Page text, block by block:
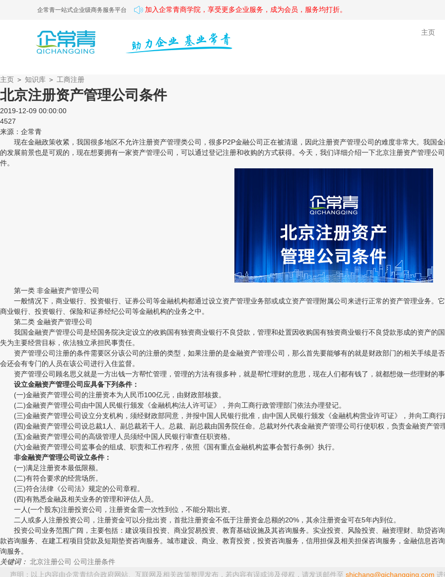
企常青一站式企业级商务服务平台 加入企常青商学院，享受更多企业服务，成为会员，服务均打折。
主页
主页 ＞ 知识库 ＞ 工商注册
北京注册资产管理公司条件
2019-12-09 00:00:00
4527
来源：企常青
现在金融政策收紧，我国很多地区不允许注册资产管理类公司，很多P2P金融公司正在被清退，因此注册资产管理公司的难度非常大。我国金
的发展前景也是可观的，现在想要拥有一家资产管理公司，可以通过登记注册和收购的方式获得。今天，我们详细介绍一下北京注册资产管理公
件。
第一类 非金融资产管理公司
一般情况下，商业银行、投资银行、证券公司等金融机构都通过设立资产管理业务部或成立资产管理附属公司来进行正常的资产管理业务。
商业银行、投资银行、保险和证券经纪公司等金融机构的业务之中。
第二类 金融资产管理公司
我国金融资产管理公司是经国务院决定设立的收购国有独资商业银行不良贷款，管理和处置因收购国有独资商业银行不良贷款形成的资产的
失为主要经营目标，依法独立承担民事责任。
资产管理公司注册的条件需要区分该公司的注册的类型，如果注册的是金融资产管理公司，那么首先要能够有的就是财政部门的相关手续是
会还会有专门的人员在该公司进行入住监督。
资产管理公司顾名思义就是一方出钱一方帮忙管理，管理的方法有很多种，就是帮忙理财的意思，现在人们都有钱了，就都想做一些理财的
设立金融资产管理公司应具备下列条件：
(一)金融资产管理公司的注册资本为人民币100亿元，由财政部核拨。
(二)金融资产管理公司由中国人民银行颁发《金融机构法人许可证》，并向工商行政管理部门依法办理登记。
(三)金融资产管理公司设立分支机构，须经财政部同意，并报中国人民银行批准，由中国人民银行颁发《金融机构营业许可证》，并向工商行
(四)金融资产管理公司设总裁1人、副总裁若干人。总裁、副总裁由国务院任命。总裁对外代表金融资产管理公司行使职权，负责金融资产管理
(五)金融资产管理公司的高级管理人员须经中国人民银行审查任职资格。
(六)金融资产管理公司监事会的组成、职责和工作程序，依照《国有重点金融机构监事会暂行条例》执行。
非金融资产管理公司设立条件：
(一)满足注册资本最低限额。
(二)有符合要求的经营场所。
(三)符合法律《公司法》规定的公司章程。
(四)有熟悉金融及相关业务的管理和评估人员。
一人(一个股东)注册投资公司，注册资金需一次性到位，不能分期出资。
二人或多人注册投资公司，注册资金可以分批出资，首批注册资金不低于注册资金总额的20%，其余注册资金可在5年内到位。
投资公司业务范围广阔，主要包括：建设项目投资、商业贸易投资、教育基础设施及其咨询服务。实业投资、风险投资、融资理财、助贷咨
款咨询服务、在建工程项目贷款及短期垫资咨询服务。城市建设、商业、教育投资，投资咨询服务，信用担保及相关担保咨询服务，金融信息咨
询服务。
关键词： 北京注册公司 公司注册条件
声明：以上内容由企常青结合政府网站、互联网及相关政策整理发布，若内容有误或涉及侵权，请发送邮件至 shichang@qichangqing.com 进